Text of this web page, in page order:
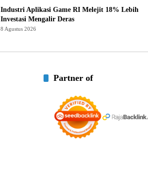
Industri Aplikasi Game RI Melejit 18% Lebih
Investasi Mengalir Deras
8 Agustus 2026
Partner of